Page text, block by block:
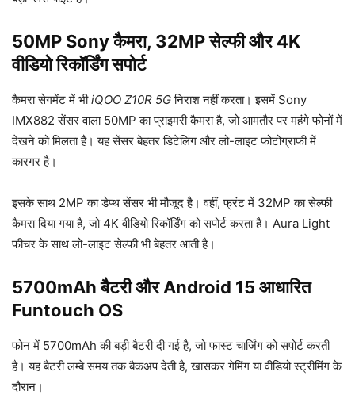
50MP Sony कैमरा, 32MP सेल्फी और 4K
वीडियो रिकॉर्डिंग सपोर्ट
कैमरा सेगमेंट में भीiQOO Z10R 5Gनिराश नहीं करता। इसमें Sony
IMX882 सेंसर वाला 50MP का प्राइमरी कैमरा है, जो आमतौर पर महंगे फोनों में
देखने को मिलता है। यह सेंसर बेहतर डिटेलिंग और लो-लाइट फोटोग्राफी में
कारगर है।
इसके साथ 2MP का डेप्थ सेंसर भी मौजूद है। वहीं, फ्रंट में 32MP का सेल्फी
कैमरा दिया गया है, जो 4K वीडियो रिकॉर्डिंग को सपोर्ट करता है। Aura Light
फीचर के साथ लो-लाइट सेल्फी भी बेहतर आती है।
5700mAh बैटरी और Android 15 आधारित
Funtouch OS
फोन में 5700mAh की बड़ी बैटरी दी गई है, जो फास्ट चार्जिंग को सपोर्ट करती
है। यह बैटरी लम्बे समय तक बैकअप देती है, खासकर गेमिंग या वीडियो स्ट्रीमिंग के
दौरान।